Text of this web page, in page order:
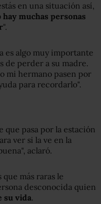
en una situación así,
hay muchas personas
".
es algo muy importante
de perder a su madre.
mi hermano pasen por
para recordarlo".
pasa por la estación
ver si la ve en la
aclaró.
más raras le
desconocida quien
su vida.